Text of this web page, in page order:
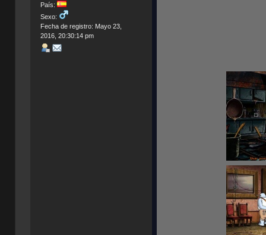
País:
Sexo:
Fecha de registro: Mayo 23,
2016, 20:30:14 pm